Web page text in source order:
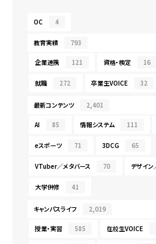
OC 4
教育実績 793
企業連携 121 資格・検定 16
就職 272 卒業生VOICE 32
最新コンテンツ 2,401
AI 85 情報システム 111
eスポーツ 71 3DCG 65
VTuber／メタバース 70 デザイン
大学併修 41
キャンパスライフ 2,019
授業・実習 585 在校生VOICE